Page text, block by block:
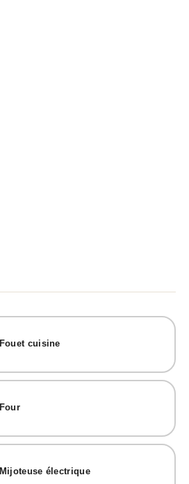
Fouet cuisine
Four
Mijoteuse électrique